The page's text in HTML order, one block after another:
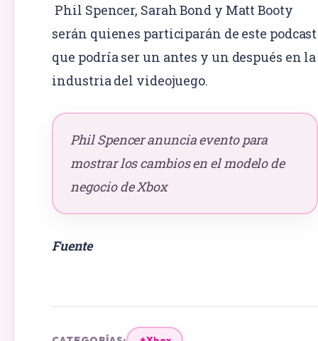
Phil Spencer, Sarah Bond y Matt Booty
serán quienes participarán de este podcast
que podría ser un antes y un después en la
industria del videojuego.
Phil Spencer anuncia evento para
mostrar los cambios en el modelo de
negocio de Xbox
Fuente